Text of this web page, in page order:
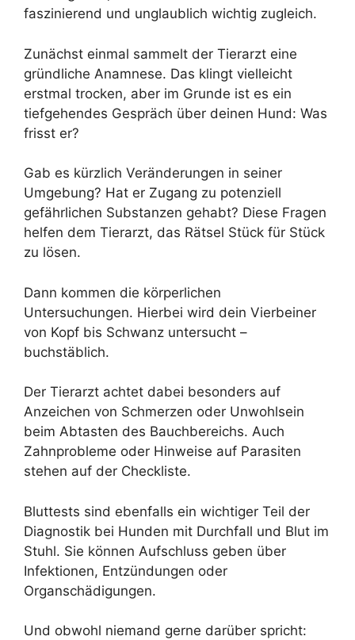
faszinierend und unglaublich wichtig zugleich.
Zunächst einmal sammelt der Tierarzt eine
gründliche Anamnese. Das klingt vielleicht
erstmal trocken, aber im Grunde ist es ein
tiefgehendes Gespräch über deinen Hund: Was
frisst er?
Gab es kürzlich Veränderungen in seiner
Umgebung? Hat er Zugang zu potenziell
gefährlichen Substanzen gehabt? Diese Fragen
helfen dem Tierarzt, das Rätsel Stück für Stück
zu lösen.
Dann kommen die körperlichen
Untersuchungen. Hierbei wird dein Vierbeiner
von Kopf bis Schwanz untersucht –
buchstäblich.
Der Tierarzt achtet dabei besonders auf
Anzeichen von Schmerzen oder Unwohlsein
beim Abtasten des Bauchbereichs. Auch
Zahnprobleme oder Hinweise auf Parasiten
stehen auf der Checkliste.
Bluttests sind ebenfalls ein wichtiger Teil der
Diagnostik bei Hunden mit Durchfall und Blut im
Stuhl. Sie können Aufschluss geben über
Infektionen, Entzündungen oder
Organschädigungen.
Und obwohl niemand gerne darüber spricht: